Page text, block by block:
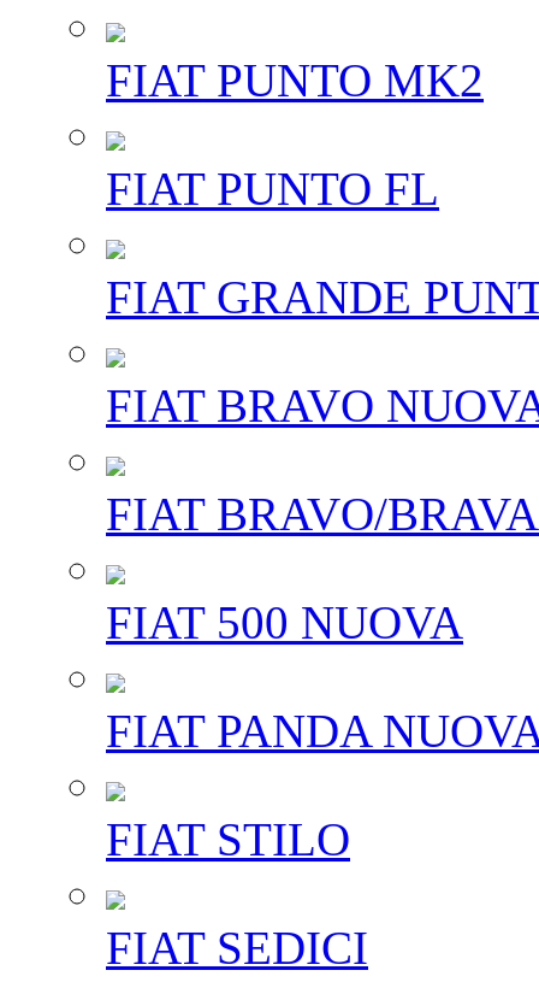
FIAT PUNTO MK2
FIAT PUNTO FL
FIAT GRANDE
FIAT BRAVO
FIAT BRAVO/BRAVA
FIAT 500 NUOVA
FIAT PANDA
FIAT STILO
FIAT SEDICI